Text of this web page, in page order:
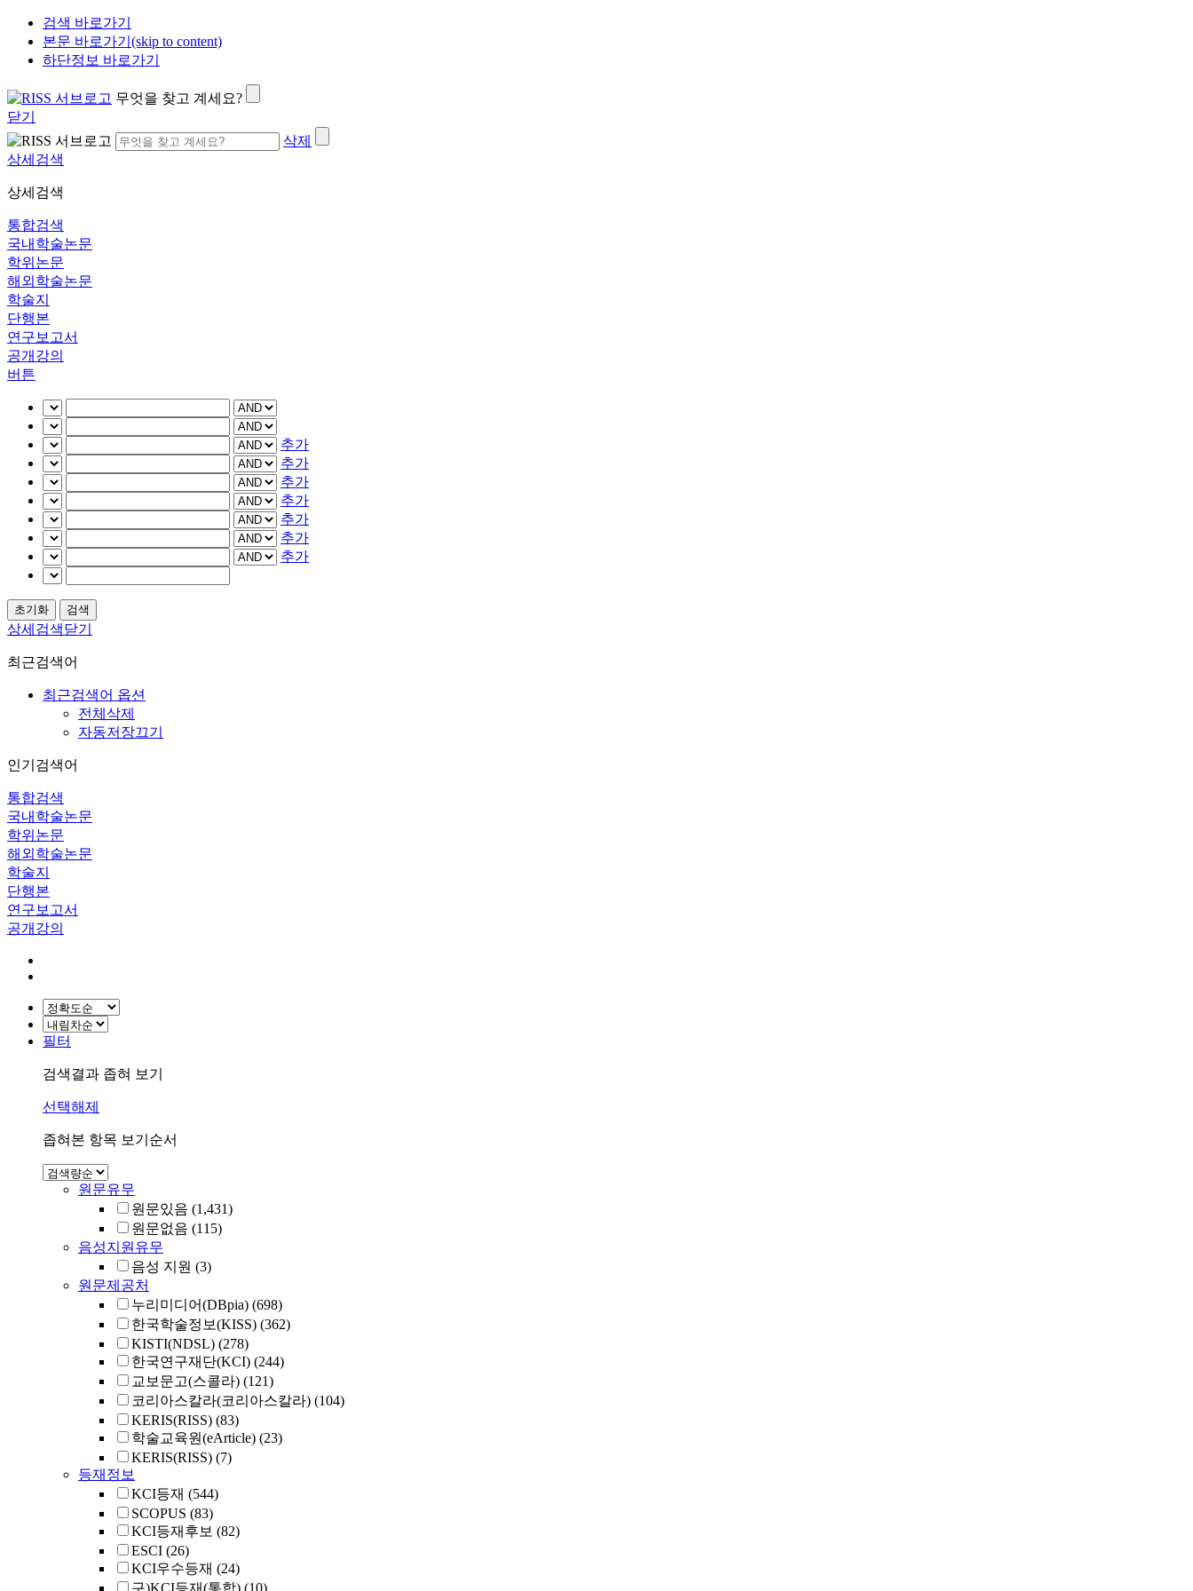
검색 바로가기
본문 바로가기(skip to content)
하단정보 바로가기
무엇을 찾고 계세요?
닫기
삭제
상세검색
상세검색
통합검색
국내학술논문
학위논문
해외학술논문
학술지
단행본
연구보고서
공개강의
버튼
추가
추가
추가
추가
추가
추가
추가
상세검색닫기
최근검색어
최근검색어 옵션
전체삭제
자동저장끄기
인기검색어
통합검색
국내학술논문
학위논문
해외학술논문
학술지
단행본
연구보고서
공개강의
필터
검색결과 좁혀 보기
선택해제
좁혀본 항목 보기순서
원문유무
원문있음 (1,431)
원문없음 (115)
음성지원유무
음성 지원 (3)
원문제공처
누리미디어(DBpia) (698)
한국학술정보(KISS) (362)
KISTI(NDSL) (278)
한국연구재단(KCI) (244)
교보문고(스콜라) (121)
코리아스칼라(코리아스칼라) (104)
KERIS(RISS) (83)
학술교육원(eArticle) (23)
KERIS(RISS) (7)
등재정보
KCI등재 (544)
SCOPUS (83)
KCI등재후보 (82)
ESCI (26)
KCI우수등재 (24)
구)KCI등재(통합) (10)